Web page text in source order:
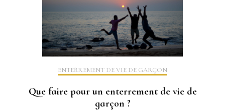
ENTERREMENT DE VIE DE GARÇON
Que faire pour un enterrement de vie de
garçon ?